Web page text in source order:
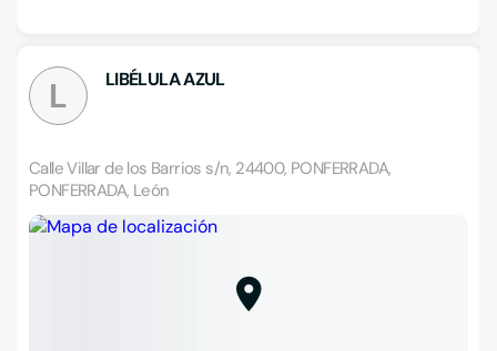
L LIBÉLULA AZUL
Calle Villar de los Barrios s/n, 24400, PONFERRADA,
PONFERRADA, León